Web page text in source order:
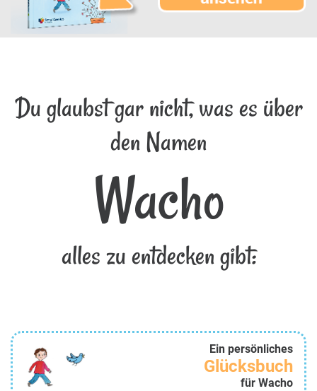
Du glaubst gar nicht, was es über
den Namen
Wacho
alles zu entdecken gibt:
Ein persönliches
Glücksbuch
für Wacho